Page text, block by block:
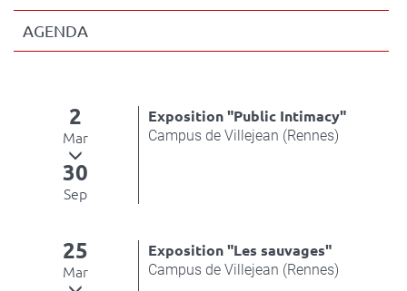
AGENDA
2
Mar
30
Sep
Exposition "Public Intimacy"
Campus de Villejean (Rennes)
25
Mar
Exposition "Les sauvages"
Campus de Villejean (Rennes)